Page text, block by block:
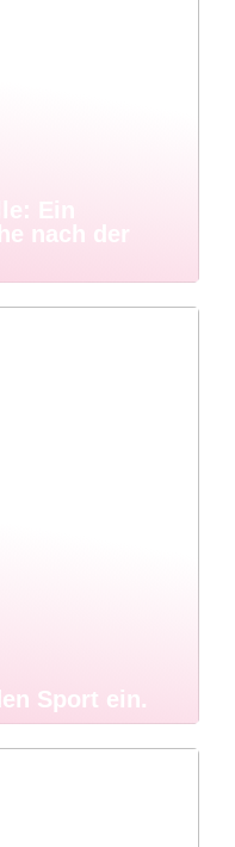
Ein
nach der
Sport ein.